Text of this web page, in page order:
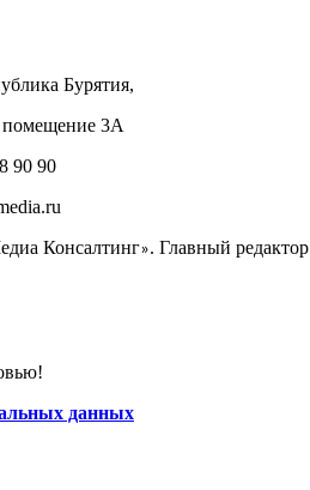
Бурятия,
помещение 3А
90 90
Консалтинг». Главный
данных